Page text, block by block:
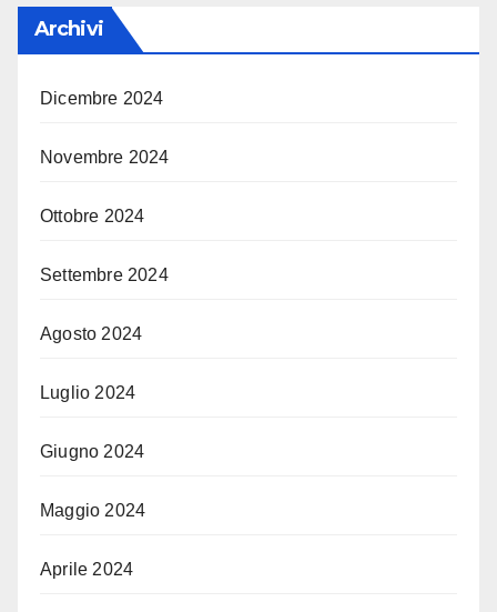
Archivi
Dicembre 2024
Novembre 2024
Ottobre 2024
Settembre 2024
Agosto 2024
Luglio 2024
Giugno 2024
Maggio 2024
Aprile 2024